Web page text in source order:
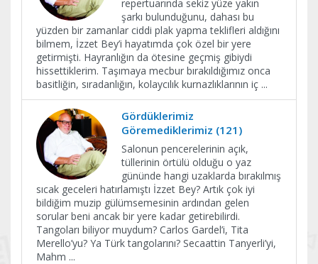
repertuarında sekiz yüze yakın
şarkı bulunduğunu, dahası bu
yüzden bir zamanlar ciddi plak yapma teklifleri aldığını
bilmem, İzzet Bey’i hayatımda çok özel bir yere
getirmişti. Hayranlığın da ötesine geçmiş gibiydi
hissettiklerim. Taşımaya mecbur bırakıldığımız onca
basitliğin, sıradanlığın, kolaycılık kurnazlıklarının iç ...
Gördüklerimiz
Göremediklerimiz (121)
Salonun pencerelerinin açık,
tüllerinin örtülü olduğu o yaz
gününde hangi uzaklarda bırakılmış
sıcak geceleri hatırlamıştı İzzet Bey? Artık çok iyi
bildiğim muzip gülümsemesinin ardından gelen
sorular beni ancak bir yere kadar getirebilirdi.
Tangoları biliyor muydum? Carlos Gardel’i, Tita
Merello’yu? Ya Türk tangolarını? Secaattin Tanyerli’yi,
Mahm ...